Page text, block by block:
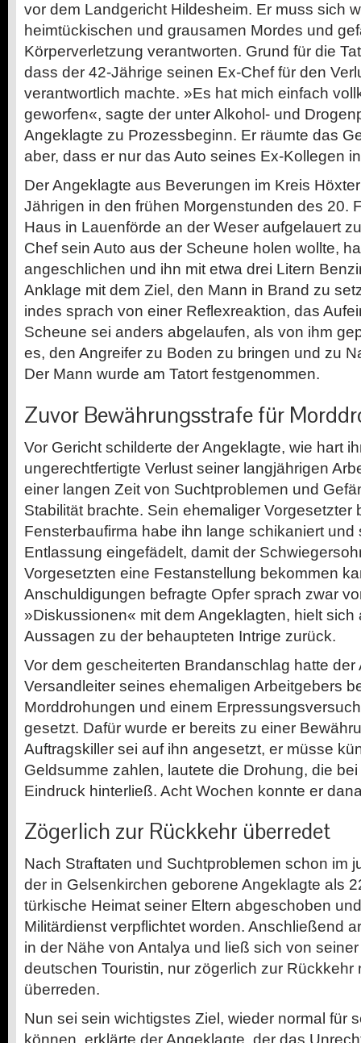
vor dem Landgericht Hildesheim. Er muss sich
heimtückischen und grausamen Mordes und
Körperverletzung verantworten. Grund für die
dass der 42-Jährige seinen Ex-Chef für den
verantwortlich machte. »Es hat mich einfach
geworfen«, sagte der unter Alkohol- und
Angeklagte zu Prozessbeginn. Er räumte das
aber, dass er nur das Auto seines Ex-Kollegen
Der Angeklagte aus Beverungen im Kreis
Jährigen in den frühen Morgenstunden des 20.
Haus in Lauenförde an der Weser aufgelauert
Chef sein Auto aus der Scheune holen wollte,
angeschlichen und ihn mit etwa drei Litern
Anklage mit dem Ziel, den Mann in Brand zu
indes sprach von einer Reflexreaktion, das
Scheune sei anders abgelaufen, als von ihm
es, den Angreifer zu Boden zu bringen und zu
Der Mann wurde am Tatort festgenommen.
Zuvor Bewährungsstrafe für
Vor Gericht schilderte der Angeklagte, wie hart
ungerechtfertigte Verlust seiner langjährigen
einer langen Zeit von Suchtproblemen und
Stabilität brachte. Sein ehemaliger Vorgesetzter
Fensterbaufirma habe ihn lange schikaniert
Entlassung eingefädelt, damit der
Vorgesetzten eine Festanstellung bekommen
Anschuldigungen befragte Opfer sprach zwar
»Diskussionen« mit dem Angeklagten, hielt sich
Aussagen zu der behaupteten Intrige zurück.
Vor dem gescheiterten Brandanschlag hatte der
Versandleiter seines ehemaligen Arbeitgebers
Morddrohungen und einem
gesetzt. Dafür wurde er bereits zu einer
Auftragskiller sei auf ihn angesetzt, er müsse
Geldsumme zahlen, lautete die Drohung, die
Eindruck hinterließ. Acht Wochen konnte er
Zögerlich zur Rückkehr überredet
Nach Straftaten und Suchtproblemen schon im
der in Gelsenkirchen geborene Angeklagte als
türkische Heimat seiner Eltern abgeschoben
Militärdienst verpflichtet worden. Anschließend
in der Nähe von Antalya und ließ sich von
deutschen Touristin, nur zögerlich zur Rückkehr
überreden.
Nun sei sein wichtigstes Ziel, wieder normal für
können, erklärte der Angeklagte, der das